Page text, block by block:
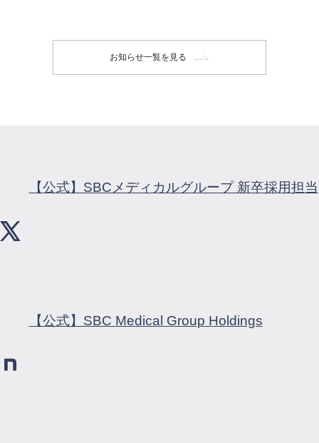
お知らせ一覧を見る
【公式】SBCメディカルグループ 新卒採用担当
【公式】SBC Medical Group Holdings